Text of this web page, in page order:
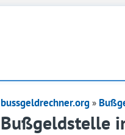
bussgeldrechner.org
Bußgeldstelle